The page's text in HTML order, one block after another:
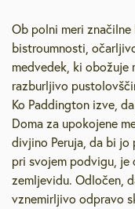
Ob polni meri
bistroumnosti,
medvedek, ki obožuje
razburljivo
Ko Paddington izve,
Doma za upokojene
divjino Peruja, da bi jo
pri svojem podvigu, je
zemljevidu. Odločen,
vznemirljivo odpravo